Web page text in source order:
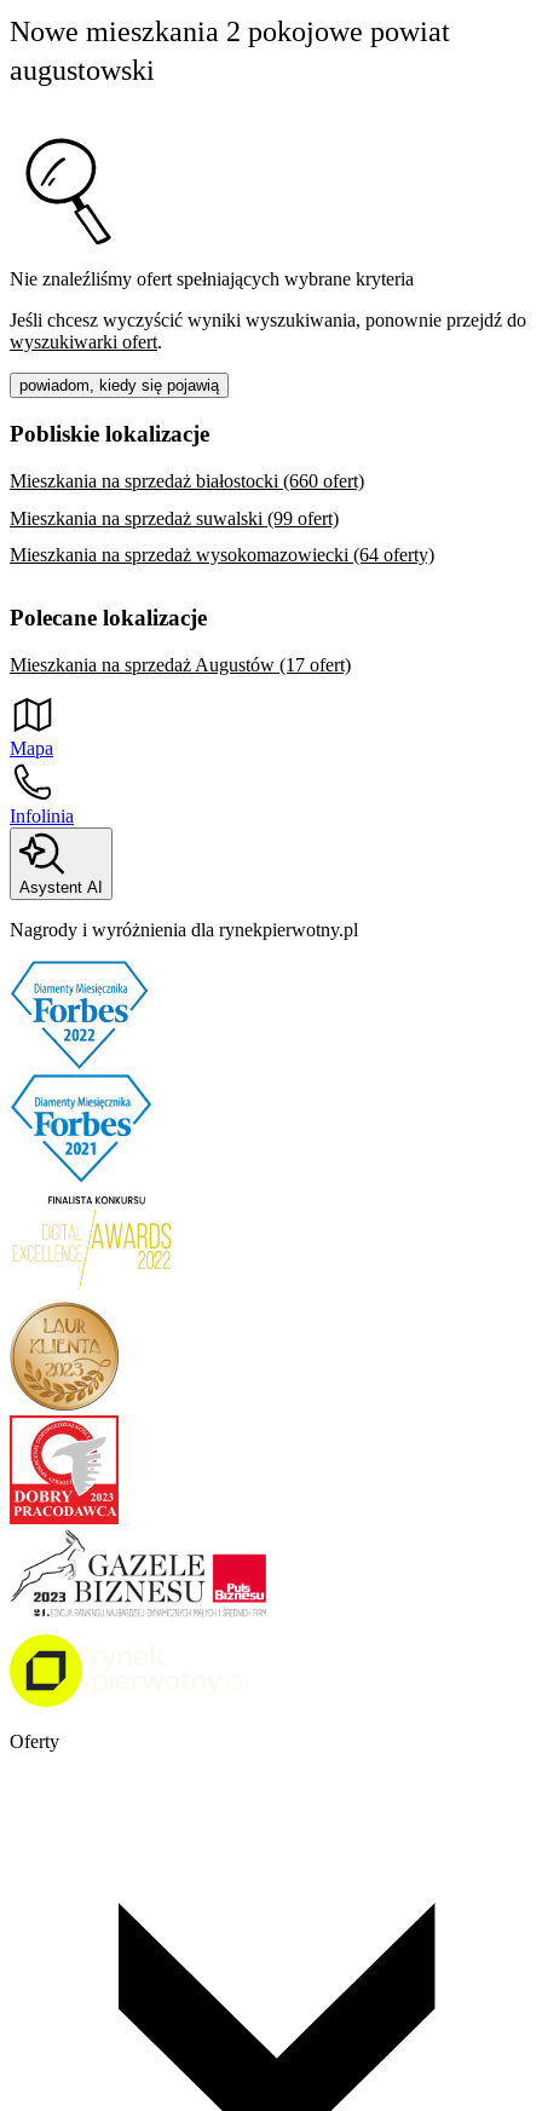
Nowe mieszkania 2 pokojowe powiat
augustowski
Nie znaleźliśmy ofert spełniających wybrane kryteria
Jeśli chcesz wyczyścić wyniki wyszukiwania, ponownie przejdź do
wyszukiwarki ofert.
powiadom, kiedy się pojawią
Pobliskie lokalizacje
Mieszkania na sprzedaż białostocki (660 ofert)
Mieszkania na sprzedaż suwalski (99 ofert)
Mieszkania na sprzedaż wysokomazowiecki (64 oferty)
Polecane lokalizacje
Mieszkania na sprzedaż Augustów (17 ofert)
Mapa
Infolinia
Asystent AI
Nagrody i wyróżnienia dla rynekpierwotny.pl
Oferty